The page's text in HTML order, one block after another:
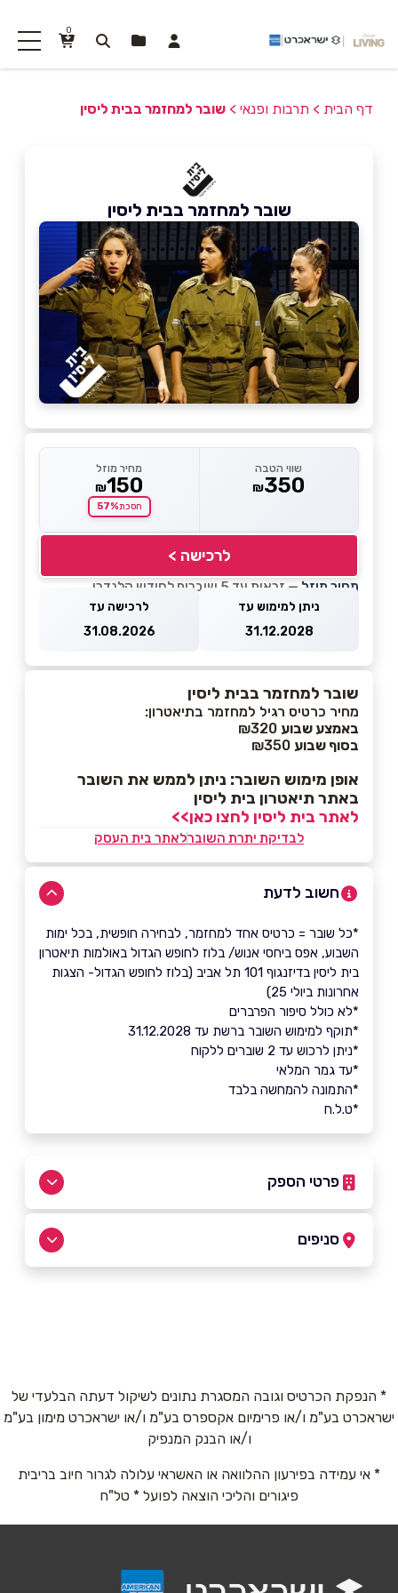
0
דף הבית > תרבות ופנאי > שובר למחזמר בבית ליסין
שובר למחזמר בבית ליסין
שווי הטבה
₪350
מחיר מוזל
₪150
חסכת57%
לרכישה >
מחיר מוזל — זכאות עד 5 שוברים לחודש קלנדרי
ניתן למימוש עד
31.12.2028
לרכישה עד
31.08.2026
שובר למחזמר בבית ליסין
מחיר כרטיס רגיל למחזמר בתיאטרון:
באמצע שבוע
בסוף שבוע
אופן מימוש השובר: ניתן לממש את השובר
באתר תיאטרון בית ליסין
לאתר בית ליסין לחצו כאן>>
לבדיקת יתרת השוברלאתר בית העסק
חשוב לדעת
*כל שובר = כרטיס אחד למחזמר, לבחירה חופשית, בכל ימות
השבוע, אפס ביחסי אנוש/ בלוז לחופש הגדול באולמות תיאטרון
בית ליסין בדיזנגוף 101 תל אביב (בלוז לחופש הגדול- הצגות
אחרונות ביולי 25)
*לא כולל סיפור הפרברים
*תוקף למימוש השובר ברשת עד 31.12.2028
*ניתן לרכוש עד 2 שוברים ללקוח
*עד גמר המלאי
*התמונה להמחשה בלבד
*ט.ל.ח
פרטי הספק
באתר
טלפון*
אימייל*
סניפים
* הנפקת הכרטיס וגובה המסגרת נתונים לשיקול דעתה הבלעדי של
ישראכרט בע"מ ו/או פרימיום אקספרס בע"מ ו/או ישראכרט מימון בע"מ
ו/או הבנק המנפיק
* אי עמידה בפירעון ההלוואה או האשראי עלולה לגרור חיוב בריבית
פיגורים והליכי הוצאה לפועל * טל"ח